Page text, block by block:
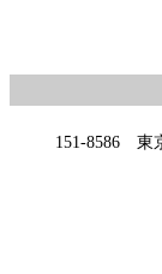
151-8586 東